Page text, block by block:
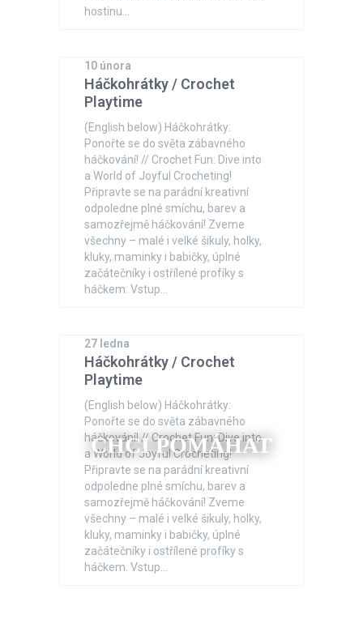
hostinu…
10 února
Háčkohrátky / Crochet
Playtime
(English below) Háčkohrátky:
Ponořte se do světa zábavného
háčkování! // Crochet Fun: Dive into
a World of Joyful Crocheting!
Připravte se na parádní kreativní
odpoledne plné smíchu, barev a
samozřejmě háčkování! Zveme
všechny – malé i velké šikuly, holky,
kluky, maminky i babičky, úplné
začátečníky i ostřílené profíky s
háčkem. Vstup…
27 ledna
Háčkohrátky / Crochet
Playtime
(English below) Háčkohrátky:
Ponořte se do světa zábavného
háčkování! // Crochet Fun: Dive into
a World of Joyful Crocheting!
Připravte se na parádní kreativní
odpoledne plné smíchu, barev a
samozřejmě háčkování! Zveme
všechny – malé i velké šikuly, holky,
kluky, maminky i babičky, úplné
začátečníky i ostřílené profíky s
háčkem. Vstup…
CHCI POMÁHAT